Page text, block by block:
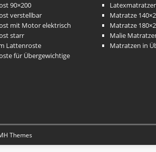
90×200
verstellbar
mit Motor elektrisch
starr
Lattenroste
für Übergewichtige
Matratze
Matratze
Malie
Matratzen in
Themes